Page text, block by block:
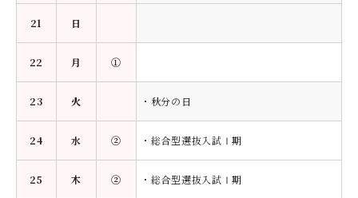
21 日
22 月 ①
23 火 ・秋分の日
24 水 ② ・総合型選抜入試Ⅰ期
25 木 ② ・総合型選抜入試Ⅰ期